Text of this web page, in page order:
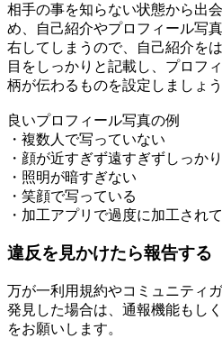
相手の事を知らない状態から出
め、自己紹介やプロフィール写
右してしまうので、自己紹介を
目をしっかりと記載し、プロフ
柄が伝わるものを設定しましょう
良いプロフィール写真の例
・複数人で写っていない
・顔が近すぎず遠すぎずしっか
・照明が暗すぎない
・笑顔で写っている
・加工アプリで過度に加工され
違反を見かけたら報告する
万が一利用規約やコミュニティ
発見した場合は、通報機能もし
をお願いします。